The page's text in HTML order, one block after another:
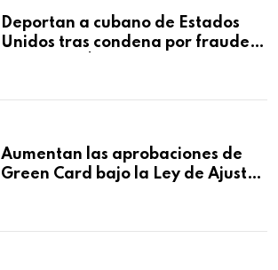
Deportan a cubano de Estados
Unidos tras condena por fraude
Aumentan las aprobaciones de
Green Card bajo la Ley de Ajuste